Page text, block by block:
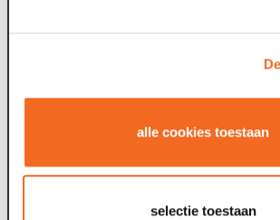
alle cookies toestaan
selectie toestaan